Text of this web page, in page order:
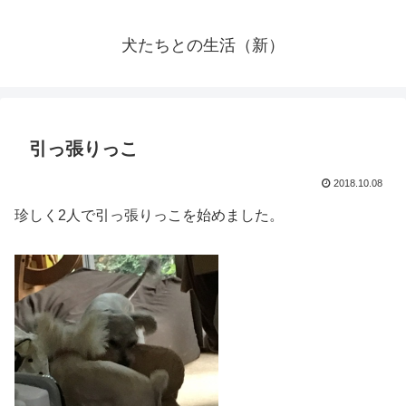
犬たちとの生活（新）
引っ張りっこ
2018.10.08
珍しく2人で引っ張りっこを始めました。